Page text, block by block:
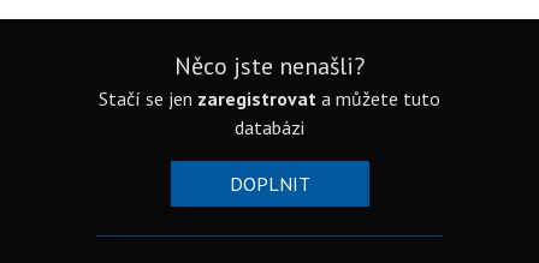
Něco jste nenašli?
Stačí se jen zaregistrovat a můžete tuto
databázi
DOPLNIT